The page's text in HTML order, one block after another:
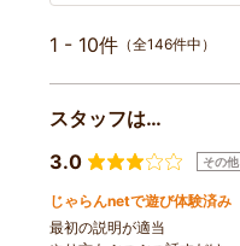
1 - 10件 （全146件中）
スタッフは…
3.0
その他
じゃらんnetで遊び体験済み
最初の説明が適当